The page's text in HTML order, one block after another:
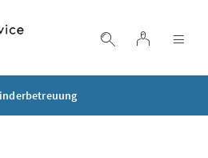
SucheLogin